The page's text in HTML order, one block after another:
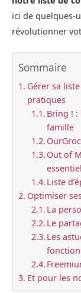
ici de quelques-
révolutionner
Sommaire
Gérer sa
pratiques
Bring ! :
famille
Out of
Liste
Optimiser
La
Le
Les
Et pour les